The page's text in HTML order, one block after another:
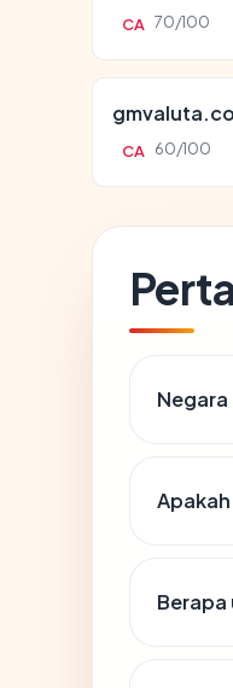
CA 70/100
CA 60/100